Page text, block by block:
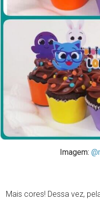
Imagem:
Mais cores! Dessa vez,